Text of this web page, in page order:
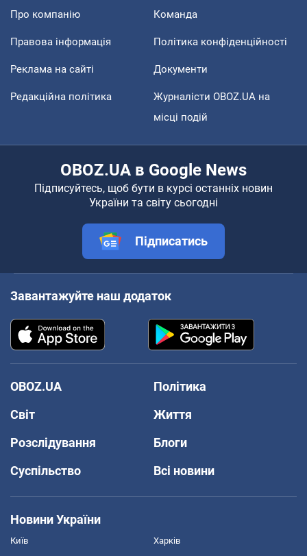
Про компанію Команда
Правова інформація Політика конфіденційності
Реклама на сайті Документи
Редакційна політика
Журналісти OBOZ.UA на
місці подій
OBOZ.UA в Google News
Підписуйтесь, щоб бути в курсі останніх новин
України та світу сьогодні
Підписатись
Завантажуйте наш додаток
OBOZ.UA
Політика
Світ
Життя
Розслідування
Блоги
Суспільство
Всі новини
Новини України
Київ Харків